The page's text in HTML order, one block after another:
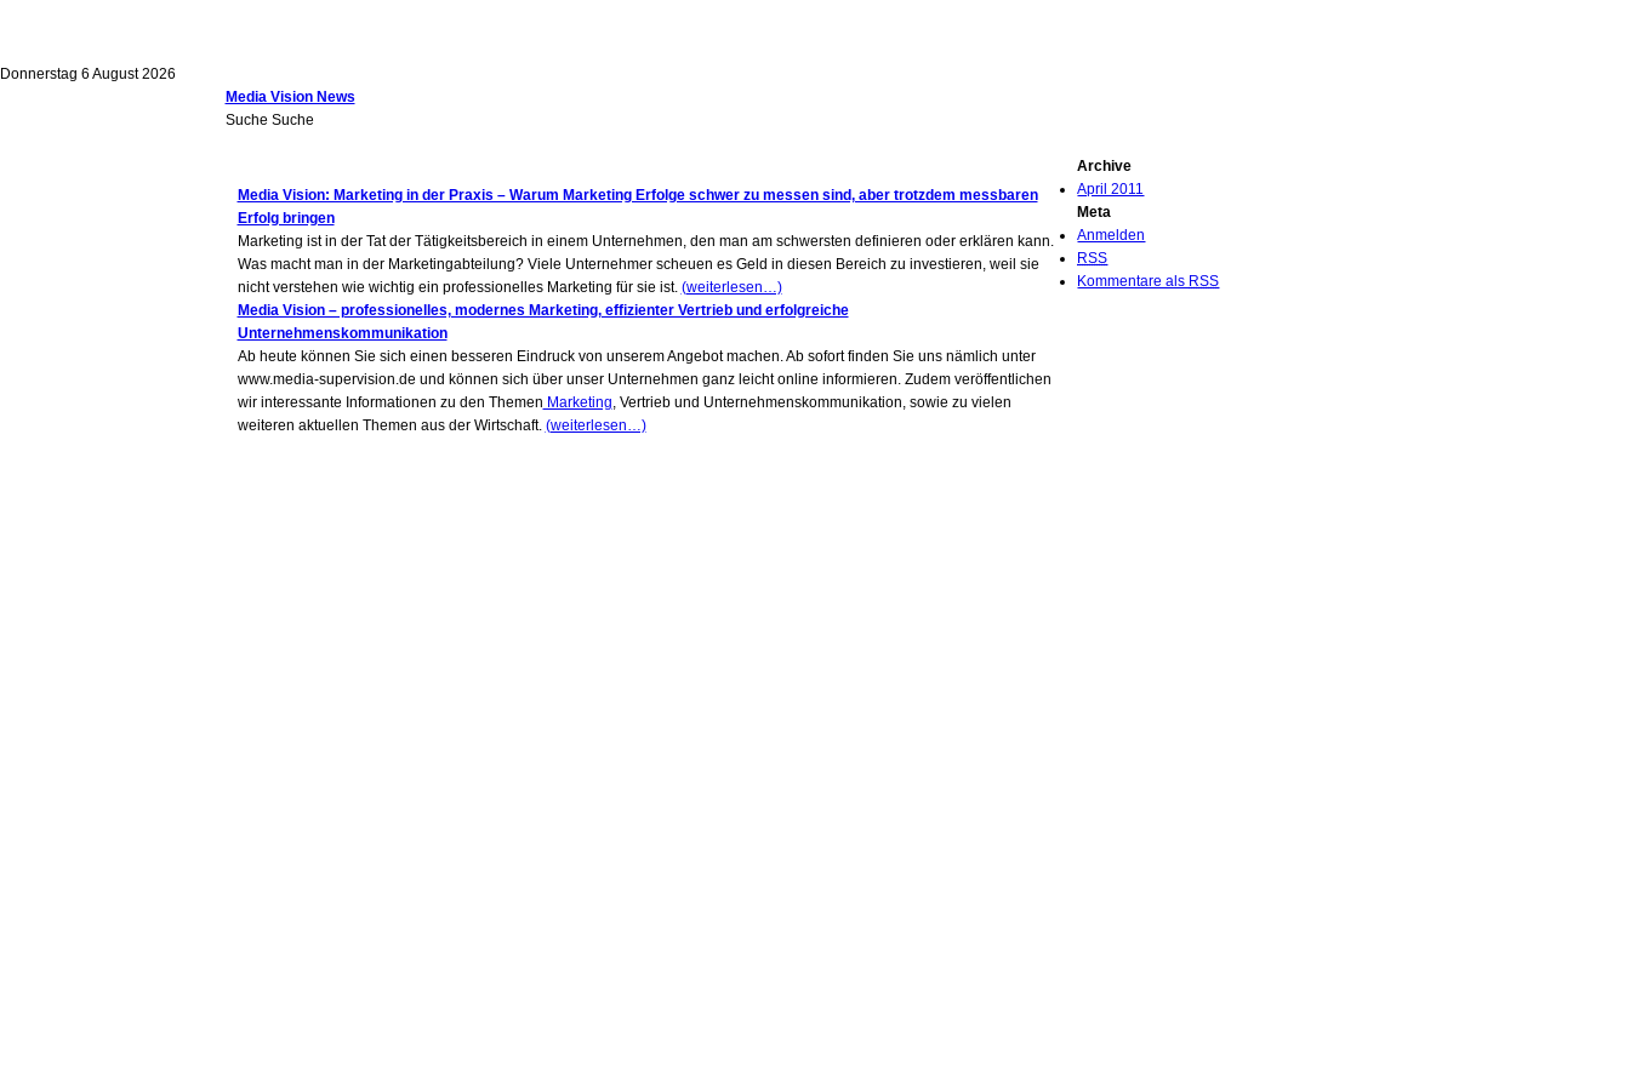
Donnerstag 6 August 2026
Media Vision News
Suche
Media Vision: Marketing in der Praxis – Warum Marketing Erfolge schwer zu messen sind, aber trotzdem messbaren
Erfolg bringen
Marketing ist in der Tat der Tätigkeitsbereich in einem Unternehmen, den man am schwersten definieren oder erklären kann.
Was macht man in der Marketingabteilung? Viele Unternehmer scheuen es Geld in diesen Bereich zu investieren, weil sie
nicht verstehen wie wichtig ein professionelles Marketing für sie ist. (weiterlesen…)
Media Vision – professionelles, modernes Marketing, effizienter Vertrieb und erfolgreiche
Unternehmenskommunikation
Ab heute können Sie sich einen besseren Eindruck von unserem Angebot machen. Ab sofort finden Sie uns nämlich unter
www.media-supervision.de und können sich über unser Unternehmen ganz leicht online informieren. Zudem veröffentlichen
wir interessante Informationen zu den Themen Marketing, Vertrieb und Unternehmenskommunikation, sowie zu vielen
weiteren aktuellen Themen aus der Wirtschaft. (weiterlesen…)
Archive
April 2011
Meta
Anmelden
RSS
Kommentare als RSS